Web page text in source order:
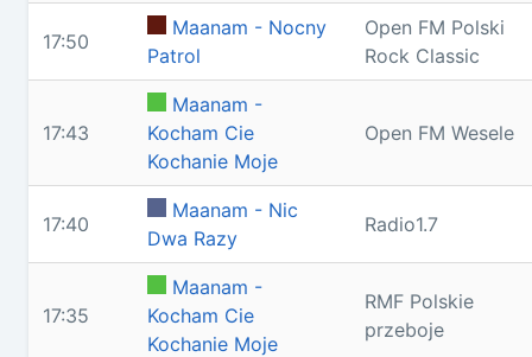
17:50
Maanam - Nocny
Patrol
Open FM Polski
Rock Classic
17:43
Maanam -
Kocham Cie
Kochanie Moje
Open FM Wesele
17:40
Maanam - Nic
Dwa Razy
Radio1.7
17:35
Maanam -
Kocham Cie
Kochanie Moje
RMF Polskie
przeboje